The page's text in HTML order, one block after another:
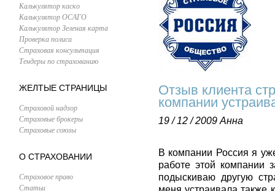
Калькулятор каско
Калькулятор ОСАГО
Калькулятор Зеленая карта
Проверка полиса
Страховая консультация
Тендеры по страхованию
ЖЕЛТЫЕ СТРАНИЦЫ
Страховой надзор
Страховые брокеры
Страховые союзы
О СТРАХОВАНИИ
Страховое право
Статьи
Отзыв клиента
компании
19 / 12 / 2009 Анна
В компании Россия я
работе этой компании
подыскиваю другую